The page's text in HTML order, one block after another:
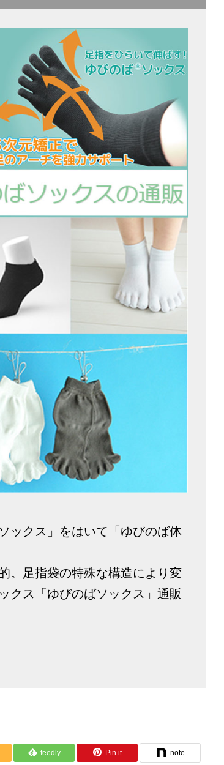
ックス」をはいて「ゆびのば体
。足指袋の特殊な構造により変
クス「ゆびのばソックス」通販
feedly Pin it note